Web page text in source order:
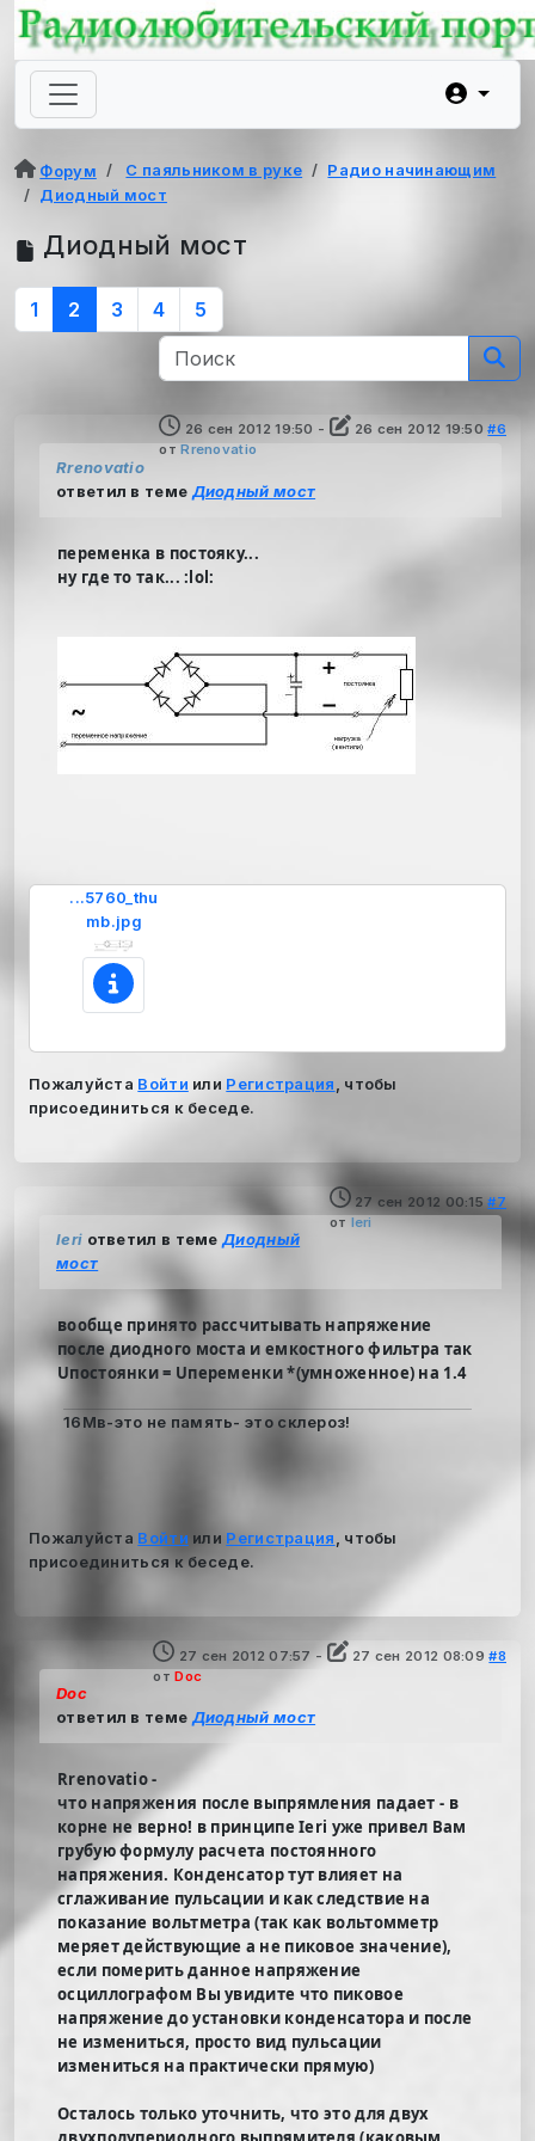
Форум С паяльником в руке
Радио начинающим
Диодный мост
Диодный мост
1 2 3 4 5
26 сен 2012 19:50 - 26 сен 2012 19:50 #6
отRrenovatio
Rrenovatio
ответил в теме Диодный мост
переменка в постояку...
ну где то так... :lol:
...5760_thu
mb.jpg
Пожалуйста Войти или Регистрация
, чтобы
присоединиться к беседе.
27 сен 2012 00:15 #7
от leri
leri ответил в темеДиодный
мост
вообще принято рассчитывать напряжение
после диодного моста и емкостного фильтра так
Uпостоянки = Uпеременки *(умноженное) на 1.4
16Мв-это не память- это склероз!
Пожалуйста Войти или Регистрация
, чтобы
присоединиться к беседе.
27 сен 2012 07:57 - 27 сен 2012 08:09 #8
отDoc
Doc
ответил в теме Диодный мост
Rrenovatio -
что напряжения после выпрямления падает - в
корне не верно! в принципе Ieri уже привел Вам
грубую формулу расчета постоянного
напряжения. Конденсатор тут влияет на
сглаживание пульсации и как следствие на
показание вольтметра (так как вольтомметр
меряет действующие а не пиковое значение),
если померить данное напряжение
осциллографом Вы увидите что пиковое
напряжение до установки конденсатора и после
не измениться, просто вид пульсации
измениться на практически прямую)
Осталось только уточнить, что это для двух